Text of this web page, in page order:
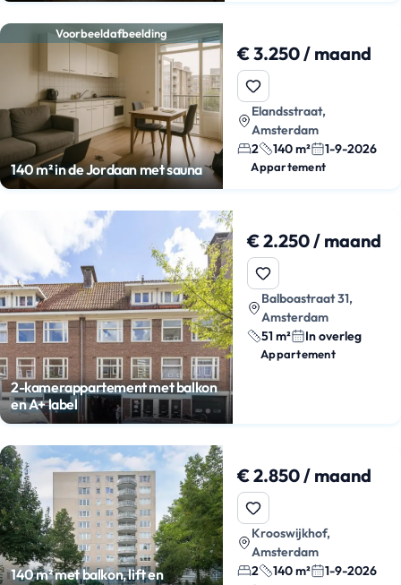
Voorbeeldafbeelding
140 m² in de Jordaan met sauna
€ 3.250 / maand
Elandsstraat,
Amsterdam
2
140 m² 1-9-2026
Appartement
2-kamerappartement met balkon
en A+ label
€ 2.250 / maand
Balboastraat 31,
Amsterdam
51 m²
In overleg
Appartement
140 m² met balkon, lift en
€ 2.850 / maand
Krooswijkhof,
Amsterdam
2
140 m² 1-9-2026